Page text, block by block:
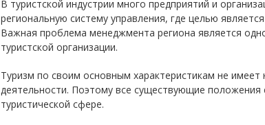
В туристской индустрии много предприятий и
региональную систему управления, где целью
Важная проблема менеджмента региона является
туристской организации.
Туризм по своим основным характеристикам не
деятельности. Поэтому все существующие
туристической сфере.